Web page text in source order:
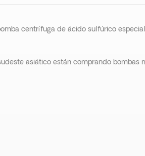
centrífuga de ácido sulfúrico
asiático están comprando bombas